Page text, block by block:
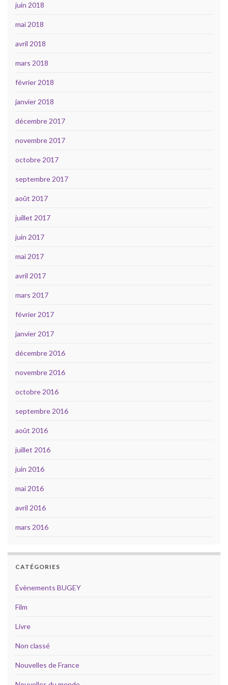
juin 2018
mai 2018
avril 2018
mars 2018
février 2018
janvier 2018
décembre 2017
novembre 2017
octobre 2017
septembre 2017
août 2017
juillet 2017
juin 2017
mai 2017
avril 2017
mars 2017
février 2017
janvier 2017
décembre 2016
novembre 2016
octobre 2016
septembre 2016
août 2016
juillet 2016
juin 2016
mai 2016
avril 2016
mars 2016
CATÉGORIES
Évènements BUGEY
Film
Livre
Non classé
Nouvelles de France